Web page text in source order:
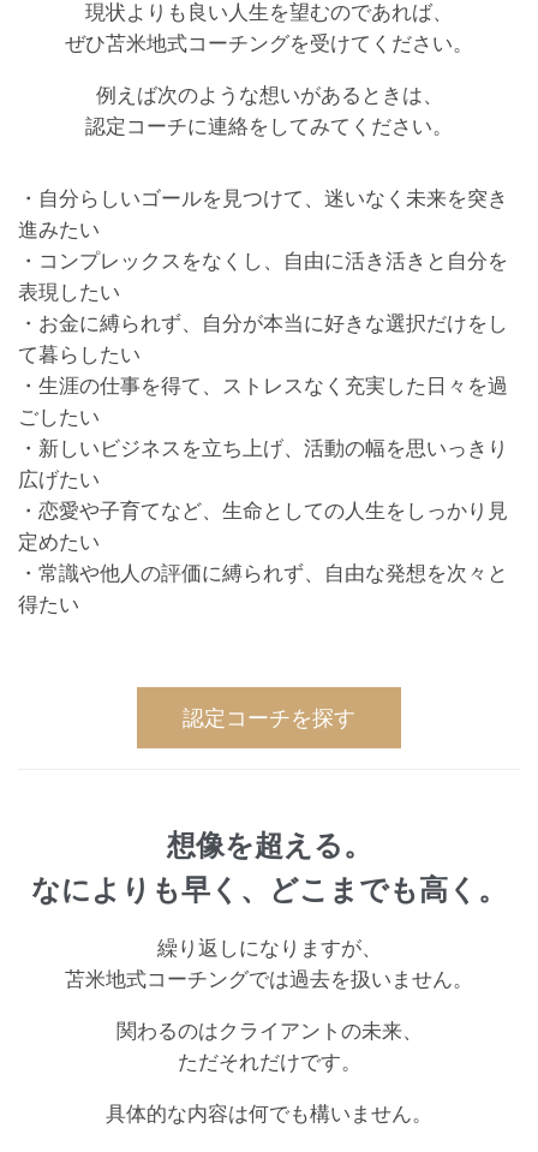
現状よりも良い人生を望むのであれば、
ぜひ苫米地式コーチングを受けてください。
例えば次のような想いがあるときは、
認定コーチに連絡をしてみてください。
・自分らしいゴールを見つけて、迷いなく未来を突き
進みたい
・コンプレックスをなくし、自由に活き活きと自分を
表現したい
・お金に縛られず、自分が本当に好きな選択だけをし
て暮らしたい
・生涯の仕事を得て、ストレスなく充実した日々を過
ごしたい
・新しいビジネスを立ち上げ、活動の幅を思いっきり
広げたい
・恋愛や子育てなど、生命としての人生をしっかり見
定めたい
・常識や他人の評価に縛られず、自由な発想を次々と
得たい
認定コーチを探す
想像を超える。
なによりも早く、どこまでも高く。
繰り返しになりますが、
苫米地式コーチングでは過去を扱いません。
関わるのはクライアントの未来、
ただそれだけです。
具体的な内容は何でも構いません。